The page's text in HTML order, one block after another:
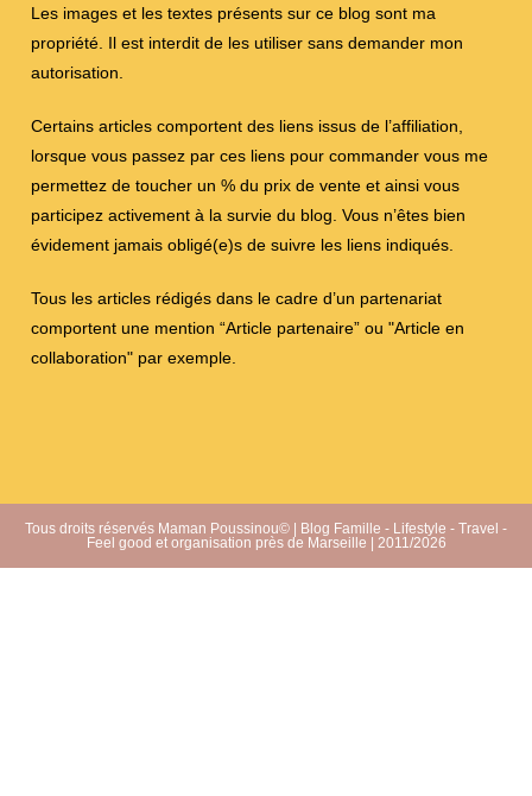
Les images et les textes présents sur ce blog sont ma
propriété. Il est interdit de les utiliser sans demander mon
autorisation.
Certains articles comportent des liens issus de l’affiliation,
lorsque vous passez par ces liens pour commander vous me
permettez de toucher un % du prix de vente et ainsi vous
participez activement à la survie du blog. Vous n’êtes bien
évidement jamais obligé(e)s de suivre les liens indiqués.
Tous les articles rédigés dans le cadre d’un partenariat
comportent une mention “Article partenaire” ou "Article en
collaboration" par exemple.
Tous droits réservés Maman Poussinou© | Blog Famille - Lifestyle - Travel -
Feel good et organisation près de Marseille | 2011/2026